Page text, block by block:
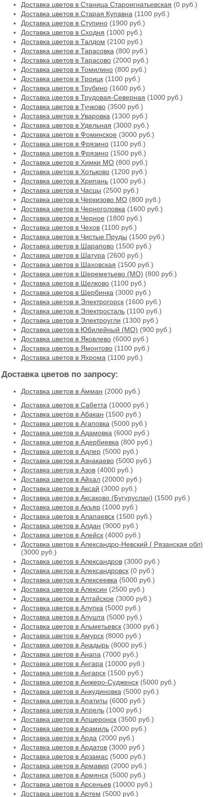
Доставка цветов в Станица Староигнатьевская (0 руб.)
Доставка цветов в Старая Купавна (1100 руб.)
Доставка цветов в Ступино (1900 руб.)
Доставка цветов в Сходня (1000 руб.)
Доставка цветов в Талдом (2100 руб.)
Доставка цветов в Тарасовка (800 руб.)
Доставка цветов в Тарасово (2000 руб.)
Доставка цветов в Томилино (800 руб.)
Доставка цветов в Троицк (1100 руб.)
Доставка цветов в Трубино (1600 руб.)
Доставка цветов в Трудовая-Северная (1000 руб.)
Доставка цветов в Тучково (3500 руб.)
Доставка цветов в Уваровка (1300 руб.)
Доставка цветов в Удельная (3000 руб.)
Доставка цветов в Фоминское (3000 руб.)
Доставка цветов в Фрязино (1100 руб.)
Доставка цветов в Фрязино (1500 руб.)
Доставка цветов в Химки МО (800 руб.)
Доставка цветов в Хотьково (1200 руб.)
Доставка цветов в Хрипань (1000 руб.)
Доставка цветов в Часцы (2500 руб.)
Доставка цветов в Черкизово МО (800 руб.)
Доставка цветов в Черноголовка (1600 руб.)
Доставка цветов в Черное (1800 руб.)
Доставка цветов в Чехов (1100 руб.)
Доставка цветов в Чистые Пруды (1500 руб.)
Доставка цветов в Шарапово (1500 руб.)
Доставка цветов в Шатура (2600 руб.)
Доставка цветов в Шаховская (1500 руб.)
Доставка цветов в Шереметьево (МО) (800 руб.)
Доставка цветов в Щелково (1100 руб.)
Доставка цветов в Щербинка (3000 руб.)
Доставка цветов в Электрогорск (1600 руб.)
Доставка цветов в Электросталь (1100 руб.)
Доставка цветов в Электроугли (1300 руб.)
Доставка цветов в Юбилейный (МО) (900 руб.)
Доставка цветов в Яковлево (6000 руб.)
Доставка цветов в Ямонтово (1100 руб.)
Доставка цветов в Яхрома (1100 руб.)
Доставка цветов по запросу:
Доставка цветов в Амман (2000 руб.)
Доставка цветов в Cабетта (10000 руб.)
Доставка цветов в Абакан (1500 руб.)
Доставка цветов в Агаповка (5000 руб.)
Доставка цветов в Адамовка (6000 руб.)
Доставка цветов в Адербиевка (800 руб.)
Доставка цветов в Адлер (5000 руб.)
Доставка цветов в Азнакаево (5000 руб.)
Доставка цветов в Азов (4000 руб.)
Доставка цветов в Айхал (20000 руб.)
Доставка цветов в Аксай (3000 руб.)
Доставка цветов в Аксаково (Бугуруслан) (1500 руб.)
Доставка цветов в Акъяр (1000 руб.)
Доставка цветов в Алапаевск (1500 руб.)
Доставка цветов в Алдан (9000 руб.)
Доставка цветов в Алейск (4000 руб.)
Доставка цветов в Александро-Невский ( Рязанская обл)
(3000 руб.)
Доставка цветов в Александров (3000 руб.)
Доставка цветов в Александровск (0 руб.)
Доставка цветов в Алексеевка (5000 руб.)
Доставка цветов в Алексин (2500 руб.)
Доставка цветов в Алтайское (3000 руб.)
Доставка цветов в Алупка (5000 руб.)
Доставка цветов в Алушта (5000 руб.)
Доставка цветов в Альметьевск (3000 руб.)
Доставка цветов в Амурск (8000 руб.)
Доставка цветов в Анадырь (8000 руб.)
Доставка цветов в Анапа (7000 руб.)
Доставка цветов в Ангара (10000 руб.)
Доставка цветов в Ангарск (1500 руб.)
Доставка цветов в Анжеро-Судженск (5000 руб.)
Доставка цветов в Анкудиновка (5000 руб.)
Доставка цветов в Апатиты (6000 руб.)
Доставка цветов в Апрель (1000 руб.)
Доставка цветов в Апшеронск (3500 руб.)
Доставка цветов в Арамиль (2000 руб.)
Доставка цветов в Арда (2000 руб.)
Доставка цветов в Ардатов (3000 руб.)
Доставка цветов в Арзамас (5000 руб.)
Доставка цветов в Армавир (2000 руб.)
Доставка цветов в Армянск (5000 руб.)
Доставка цветов в Арсеньев (10000 руб.)
Доставка цветов в Артем (5000 руб.)